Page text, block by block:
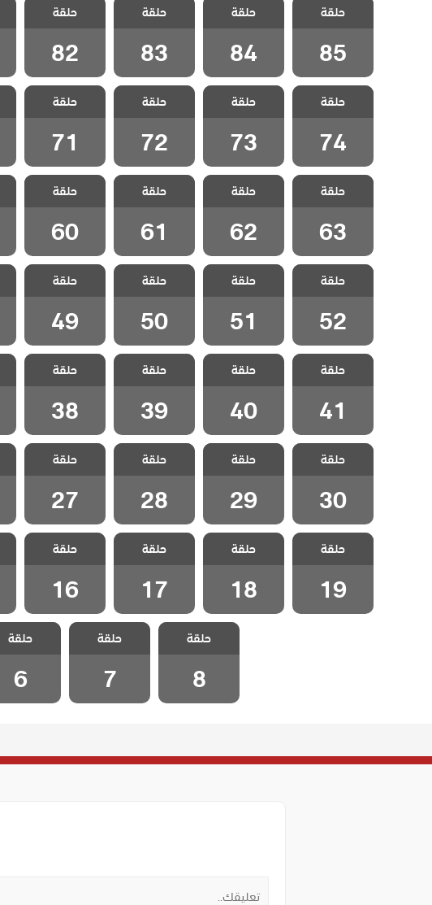
مدبلج الحلقة 85
حلقة
85
مدبلج الحلقة 84
حلقة
84
مدبلج الحلقة 83
حلقة
83
مدبلج الحلقة 82
حلقة
82
مسلسل انا ام
مدبلج الحلقة 74
حلقة
74
مسلسل انا ام
مدبلج الحلقة 73
حلقة
73
مسلسل انا ام
مدبلج الحلقة 72
حلقة
72
مسلسل انا ام
مدبلج الحلقة 71
حلقة
71
مسلسل انا ام
مدبلج الحلقة 63
حلقة
63
مسلسل انا ام
مدبلج الحلقة 62
حلقة
62
مسلسل انا ام
مدبلج الحلقة 61
حلقة
61
مسلسل انا ام
مدبلج الحلقة 60
حلقة
60
مسلسل انا ام
مدبلج الحلقة 52
حلقة
52
مسلسل انا ام
مدبلج الحلقة 51
حلقة
51
مسلسل انا ام
مدبلج الحلقة 50
حلقة
50
مسلسل انا ام
مدبلج الحلقة 49
حلقة
49
مسلسل انا ام
مدبلج الحلقة 41
حلقة
41
مسلسل انا ام
مدبلج الحلقة 40
حلقة
40
مسلسل انا ام
مدبلج الحلقة 39
حلقة
39
مسلسل انا ام
مدبلج الحلقة 38
حلقة
38
مسلسل انا ام
مدبلج الحلقة 30
حلقة
30
مسلسل انا ام
مدبلج الحلقة 29
حلقة
29
مسلسل انا ام
مدبلج الحلقة 28
حلقة
28
مسلسل انا ام
مدبلج الحلقة 27
حلقة
27
مسلسل انا ام
مدبلج الحلقة 19
حلقة
19
مسلسل انا ام
مدبلج الحلقة 18
حلقة
18
مسلسل انا ام
مدبلج الحلقة 17
حلقة
17
مسلسل انا ام
مدبلج الحلقة 16
حلقة
16
مسلسل انا ام
مدبلج الحلقة 8
حلقة
8
مسلسل انا ام
مدبلج الحلقة 7
حلقة
7
مسلسل
مدبلج الحلقة 6
حلقة
6